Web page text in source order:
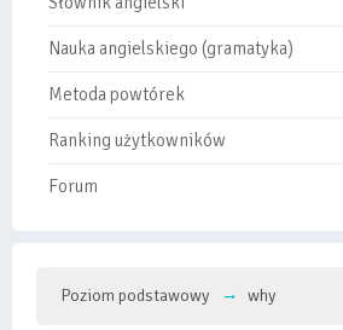
Nauka angielskiego (gramatyka)
Metoda powtórek
Ranking użytkowników
Forum
Poziom podstawowy why